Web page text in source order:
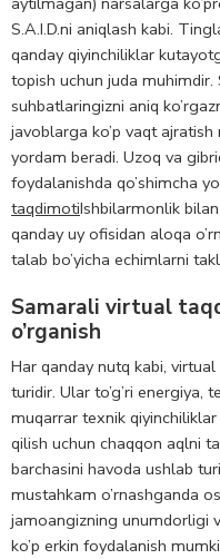
S.A.I.D.ni aniqlash kabi.
qanday qiyinchiliklar
topish uchun juda
suhbatlaringizni aniq
javoblarga ko’p vaqt
yordam beradi. Uzoq va
foydalanishda qo’shimcha
taqdimotiIshbilarmonlik
qanday uy ofisidan aloqa
talab bo’yicha echimlarni
Samarali virtual
o’rganish
Har qanday nutq kabi,
turidir. Ular to’g’ri energiya,
muqarrar texnik
qilish uchun chaqqon aqlni
barchasini havoda ushlab
mustahkam o’rnashganda
jamoangizning unumdorligi
ko’p erkin foydalanish